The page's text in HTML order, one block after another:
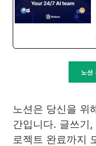
노션
노션은 당신을 위
간입니다. 글쓰기
로젝트 완료까지